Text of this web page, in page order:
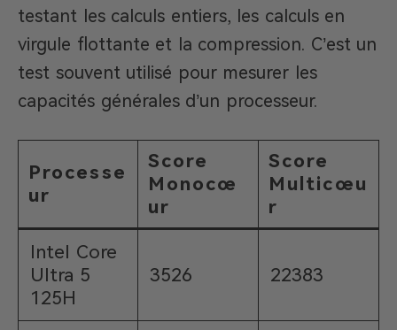
testant les calculs entiers, les calculs en
virgule flottante et la compression. C’est un
test souvent utilisé pour mesurer les
capacités générales d’un processeur.
Processe
ur
Score
Monocœ
ur
Score
Multicœu
r
Intel Core
Ultra 5
125H
3526 22383